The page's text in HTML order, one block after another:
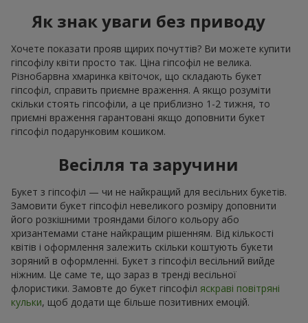
Як знак уваги без приводу
Хочете показати прояв щирих почуттів? Ви можете купити
гіпсофілу квіти просто так. Ціна гіпсофіл не велика.
Різнобарвна хмаринка квіточок, що складають букет
гіпсофіл, справить приємне враження. А якщо розуміти
скільки стоять гіпсофіли, а це приблизно 1-2 тижня, то
приємні враження гарантовані якщо доповнити букет
гіпсофіл подарунковим кошиком.
Весілля та заручини
Букет з гіпсофіл — чи не найкращий для весільних букетів.
Замовити букет гіпсофіл невеликого розміру доповнити
його розкішними трояндами білого кольору або
хризантемами стане найкращим рішенням. Від кількості
квітів і оформлення залежить скільки коштують букети
зоряний в оформленні. Букет з гіпсофіл весільний вийде
ніжним. Це саме те, що зараз в тренді весільної
флористики. Замовте до букет гіпсофіл яскраві повітряні
кульки, щоб додати ще більше позитивних емоцій.